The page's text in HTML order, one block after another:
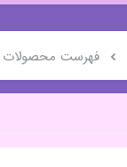
فهرست محصولات